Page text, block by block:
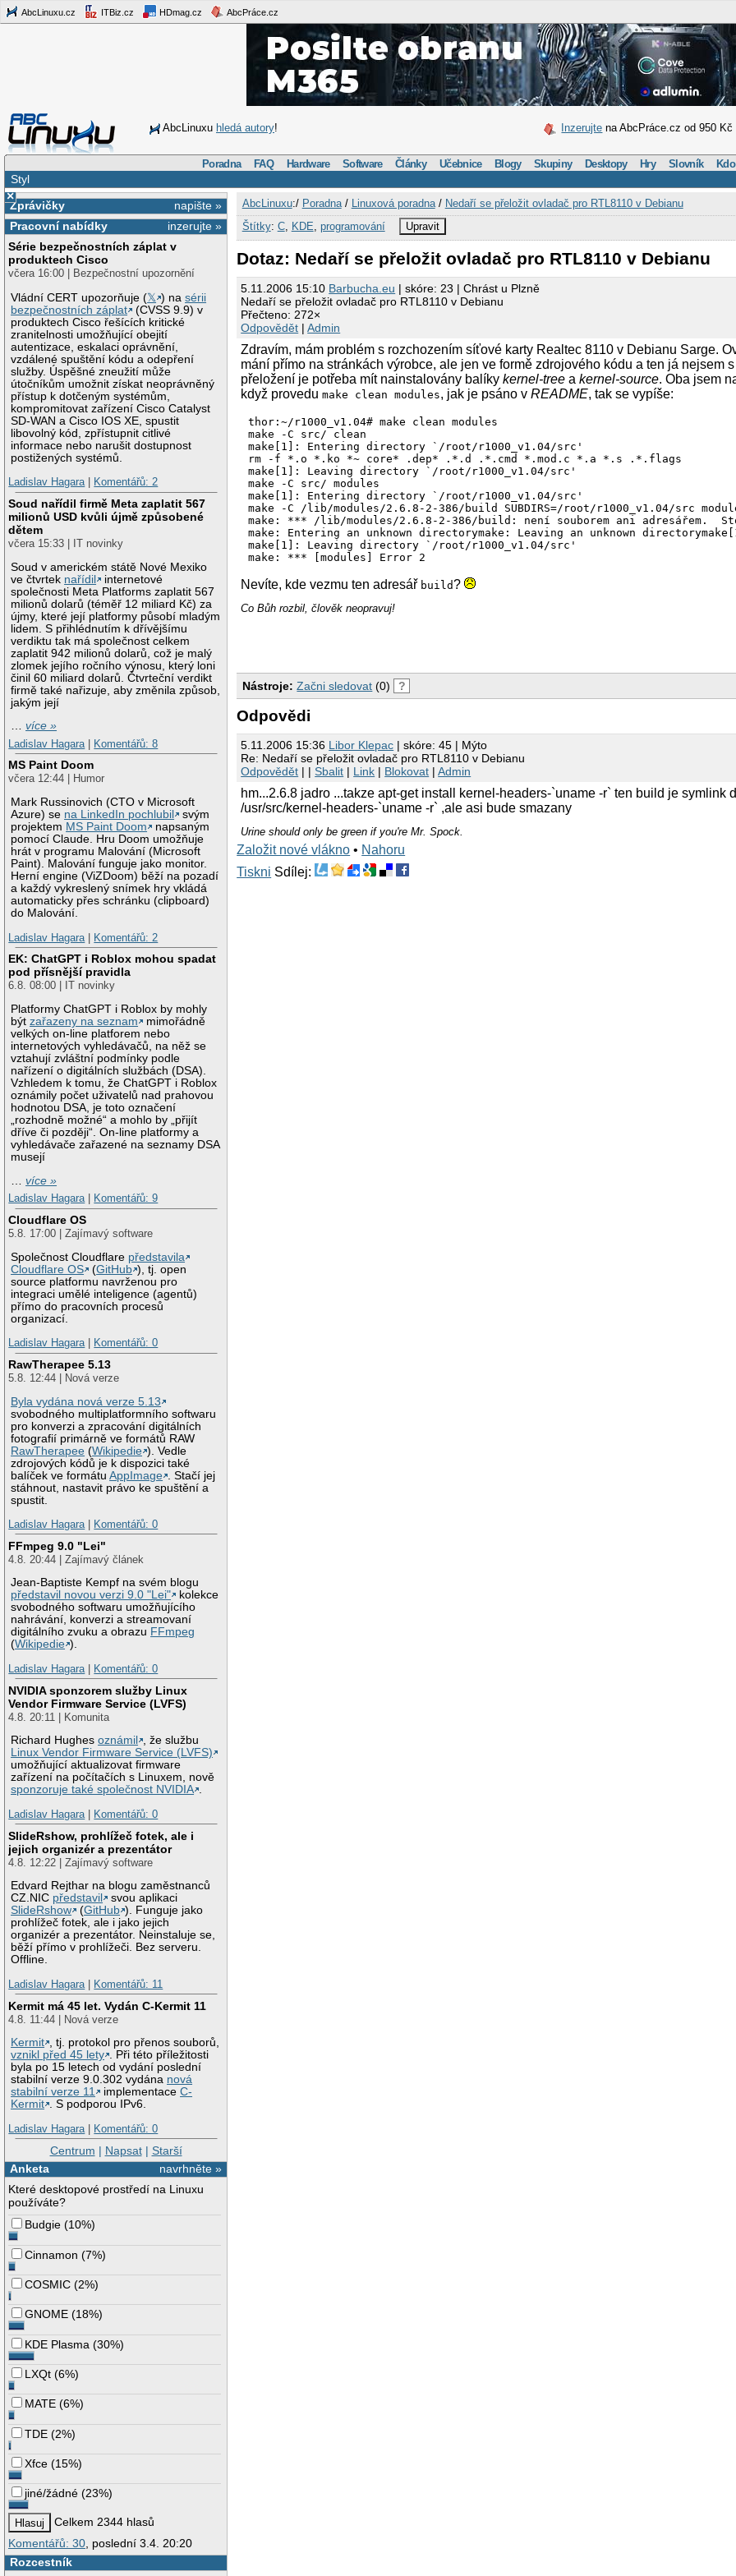
AbcLinuxu.cz ITBiz.cz HDmag.cz AbcPráce.cz
AbcLinuxu hledá autory! Inzerujte na AbcPráce.cz od 950 Kč
Poradna FAQ Hardware Software Články Učebnice Blogy Skupiny Desktopy Hry Slovník
Styl
×
napište »
Zprávičky
inzerujte »
Pracovní nabídky
Série bezpečnostních záplat v
produktech Cisco
včera 16:00 | Bezpečnostní upozornění
Vládní CERT upozorňuje (𝕏 ) nasérii
bezpečnostních záplat
(CVSS 9.9) v
produktech Cisco řešících kritické
zranitelnosti umožňující obejití
autentizace, eskalaci oprávnění,
vzdálené spuštění kódu a odepření
služby. Úspěšné zneužití může
útočníkům umožnit získat neoprávněný
přístup k dotčeným systémům,
kompromitovat zařízení Cisco Catalyst
SD-WAN a Cisco IOS XE, spustit
libovolný kód, zpřístupnit citlivé
informace nebo narušit dostupnost
postižených systémů.
Ladislav Hagara| Komentářů: 2
Soud nařídil firmě Meta zaplatit 567
milionů USD kvůli újmě způsobené
dětem
včera 15:33 | IT novinky
Soud v americkém státě Nové Mexiko
ve čtvrtek nařídil
internetové
společnosti Meta Platforms zaplatit 567
milionů dolarů (téměř 12 miliard Kč) za
újmy, které její platformy působí mladým
lidem. S přihlédnutím k dřívějšímu
verdiktu tak má společnost celkem
zaplatit 942 milionů dolarů, což je malý
zlomek jejího ročního výnosu, který loni
činil 60 miliard dolarů. Čtvrteční verdikt
firmě také nařizuje, aby změnila způsob,
jakým její
…více »
Ladislav Hagara
Komentářů: 8
MS Paint Doom
včera 12:44 | Humor
Mark Russinovich (CTO v Microsoft
Azure) se na LinkedIn pochlubil
svým
projektem MS Paint Doom
napsaným
pomocí Claude. Hru Doom umožňuje
hrát v programu Malování (Microsoft
Paint). Malování funguje jako monitor.
Herní engine (ViZDoom) běží na pozadí
a každý vykreslený snímek hry vkládá
automaticky přes schránku (clipboard)
do Malování.
Ladislav Hagara
Komentářů: 2
EK: ChatGPT i Roblox mohou spadat
pod přísnější pravidla
6.8. 08:00 | IT novinky
Platformy ChatGPT i Roblox by mohly
býtzařazeny na seznam
mimořádně
velkých on-line platforem nebo
internetových vyhledávačů, na něž se
vztahují zvláštní podmínky podle
nařízení o digitálních službách (DSA).
Vzhledem k tomu, že ChatGPT i Roblox
oznámily počet uživatelů nad prahovou
hodnotou DSA, je toto označení
„rozhodně možné“ a mohlo by „přijít
dříve či později“. On-line platformy a
vyhledávače zařazené na seznamy DSA
musejí
…více »
Ladislav Hagara| Komentářů: 9
Cloudflare OS
5.8. 17:00 | Zajímavý software
Společnost Cloudflare představila
Cloudflare OS
(GitHub ), tj. open
source platformu navrženou pro
integraci umělé inteligence (agentů)
přímo do pracovních procesů
organizací.
Ladislav Hagara| Komentářů: 0
RawTherapee 5.13
5.8. 12:44 | Nová verze
Byla vydána nová verze 5.13
svobodného multiplatformního softwaru
pro konverzi a zpracování digitálních
fotografií primárně ve formátů RAW
RawTherapee (Wikipedie ). Vedle
zdrojových kódů je k dispozici také
balíček ve formátuAppImage
. Stačí jej
stáhnout, nastavit právo ke spuštění a
spustit.
Ladislav Hagara| Komentářů: 0
FFmpeg 9.0 "Lei"
4.8. 20:44 | Zajímavý článek
Jean-Baptiste Kempf na svém blogu
představil novou verzi 9.0 "Lei"
kolekce
svobodného softwaru umožňujícího
nahrávání, konverzi a streamovaní
digitálního zvuku a obrazu FFmpeg
(Wikipedie ).
Ladislav Hagara| Komentářů: 0
NVIDIA sponzorem služby Linux
Vendor Firmware Service (LVFS)
4.8. 20:11 | Komunita
Richard Hughesoznámil
, že službu
Linux Vendor Firmware Service (LVFS)
umožňující aktualizovat firmware
zařízení na počítačích s Linuxem, nově
sponzoruje také společnost NVIDIA .
Ladislav Hagara| Komentářů: 0
SlideRshow, prohlížeč fotek, ale i
jejich organizér a prezentátor
4.8. 12:22 | Zajímavý software
Edvard Rejthar na blogu zaměstnanců
CZ.NIC představil
svou aplikaci
SlideRshow
(GitHub ). Funguje jako
prohlížeč fotek, ale i jako jejich
organizér a prezentátor. Neinstaluje se,
běží přímo v prohlížeči. Bez serveru.
Offline.
Ladislav Hagara| Komentářů: 11
Kermit má 45 let. Vydán C-Kermit 11
4.8. 11:44 | Nová verze
Kermit , tj. protokol pro přenos souborů,
vznikl před 45 lety . Při této příležitosti
byla po 15 letech od vydání poslední
stabilní verze 9.0.302 vydána nová
stabilní verze 11
implementaceC-
Kermit . S podporou IPv6.
Ladislav Hagara| Komentářů: 0
Centrum | Napsat| Starší
navrhněte »
Anketa
Které desktopové prostředí na Linuxu
používáte?
Budgie (10%)
Cinnamon (7%)
COSMIC (2%)
GNOME (18%)
KDE Plasma (30%)
LXQt (6%)
MATE (6%)
TDE (2%)
Xfce (15%)
jiné/žádné (23%)
Celkem 2344 hlasů
Komentářů: 30 , poslední 3.4. 20:20
Rozcestník
AbcLinuxu:/ Poradna/ Linuxová poradna/ Nedaří se přeložit ovladač pro RTL8110 v Debianu
Štítky: C, KDE programování Upravit
Dotaz: Nedaří se přeložit ovladač pro RTL8110 v Debianu
5.11.2006 15:10 Barbucha.eu | skóre: 23 | Chrást u Plzně
Nedaří se přeložit ovladač pro RTL8110 v Debianu
Přečteno: 272×
Odpovědět |Admin
Zdravím, mám problém s rozchozením síťové karty Realtec 8110 v Debianu Sarge.
mání přímo na stránkách výrobce, ale jen ve formě zdrojového kódu a ten já nejsem
přeložení je potřeba mít nainstalovány balíkykernel-tree akernel-source. Oba jsem
když provedumake clean modules, jak je psáno vREADME, tak se vypíše:
thor:~/r1000_v1.04# make clean modules
make -C src/ clean
make[1]: Entering directory `/root/r1000_v1.04/src'
rm -f *.o *.ko *~ core* .dep* .*.d .*.cmd *.mod.c *.a *.s .*.flags
make[1]: Leaving directory `/root/r1000_v1.04/src'
make -C src/ modules
make[1]: Entering directory `/root/r1000_v1.04/src'
make -C /lib/modules/2.6.8-2-386/build SUBDIRS=/root/r1000_v1.04/src
make: *** /lib/modules/2.6.8-2-386/build: není souborem ani adresářem.
make: Entering an unknown directorymake: Leaving an unknown
make[1]: Leaving directory `/root/r1000_v1.04/src'
make: *** [modules] Error 2
Nevíte, kde vezmu ten adresář build?
Co Bůh rozbil, člověk neopravuj!
Nástroje: Začni sledovat (0) ?
Odpovědi
5.11.2006 15:36 Libor Klepac | skóre: 45 | Mýto
Re: Nedaří se přeložit ovladač pro RTL8110 v Debianu
Odpovědět | |Sbalit | Link | Blokovat |Admin
hm...2.6.8 jadro ...takze apt-get install kernel-headers-`uname -r` ten build je symlink
/usr/src/kernel-headers-`uname -r` ,ale asi bude smazany
Urine should only be green if you're Mr. Spock.
Založit nové vlákno • Nahoru
Tiskni Sdílej: